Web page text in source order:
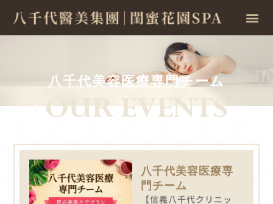
八千代美容医療専門チーム
八千代美容医療専
門チーム
【信義八千代クリニッ